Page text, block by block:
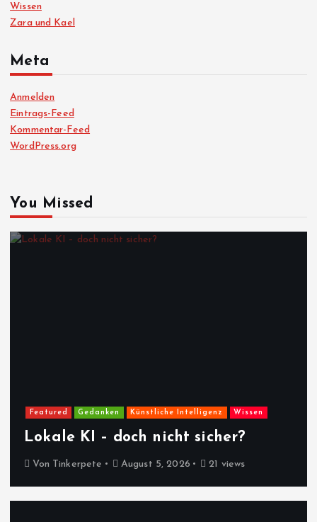
Wissen
Zara und Kael
Meta
Anmelden
Eintrags-Feed
Kommentar-Feed
WordPress.org
You Missed
Featured Gedanken Künstliche Intelligenz Wissen
Lokale KI – doch nicht sicher?
Von Tinkerpete August 5, 2026 21 views